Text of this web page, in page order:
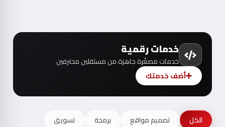
خدمات رقمية
خدمات مصغّرة جاهزة من مستقلين محترفين
أضف خدمتك
الكل تصميم مواقع برمجة
تسويق